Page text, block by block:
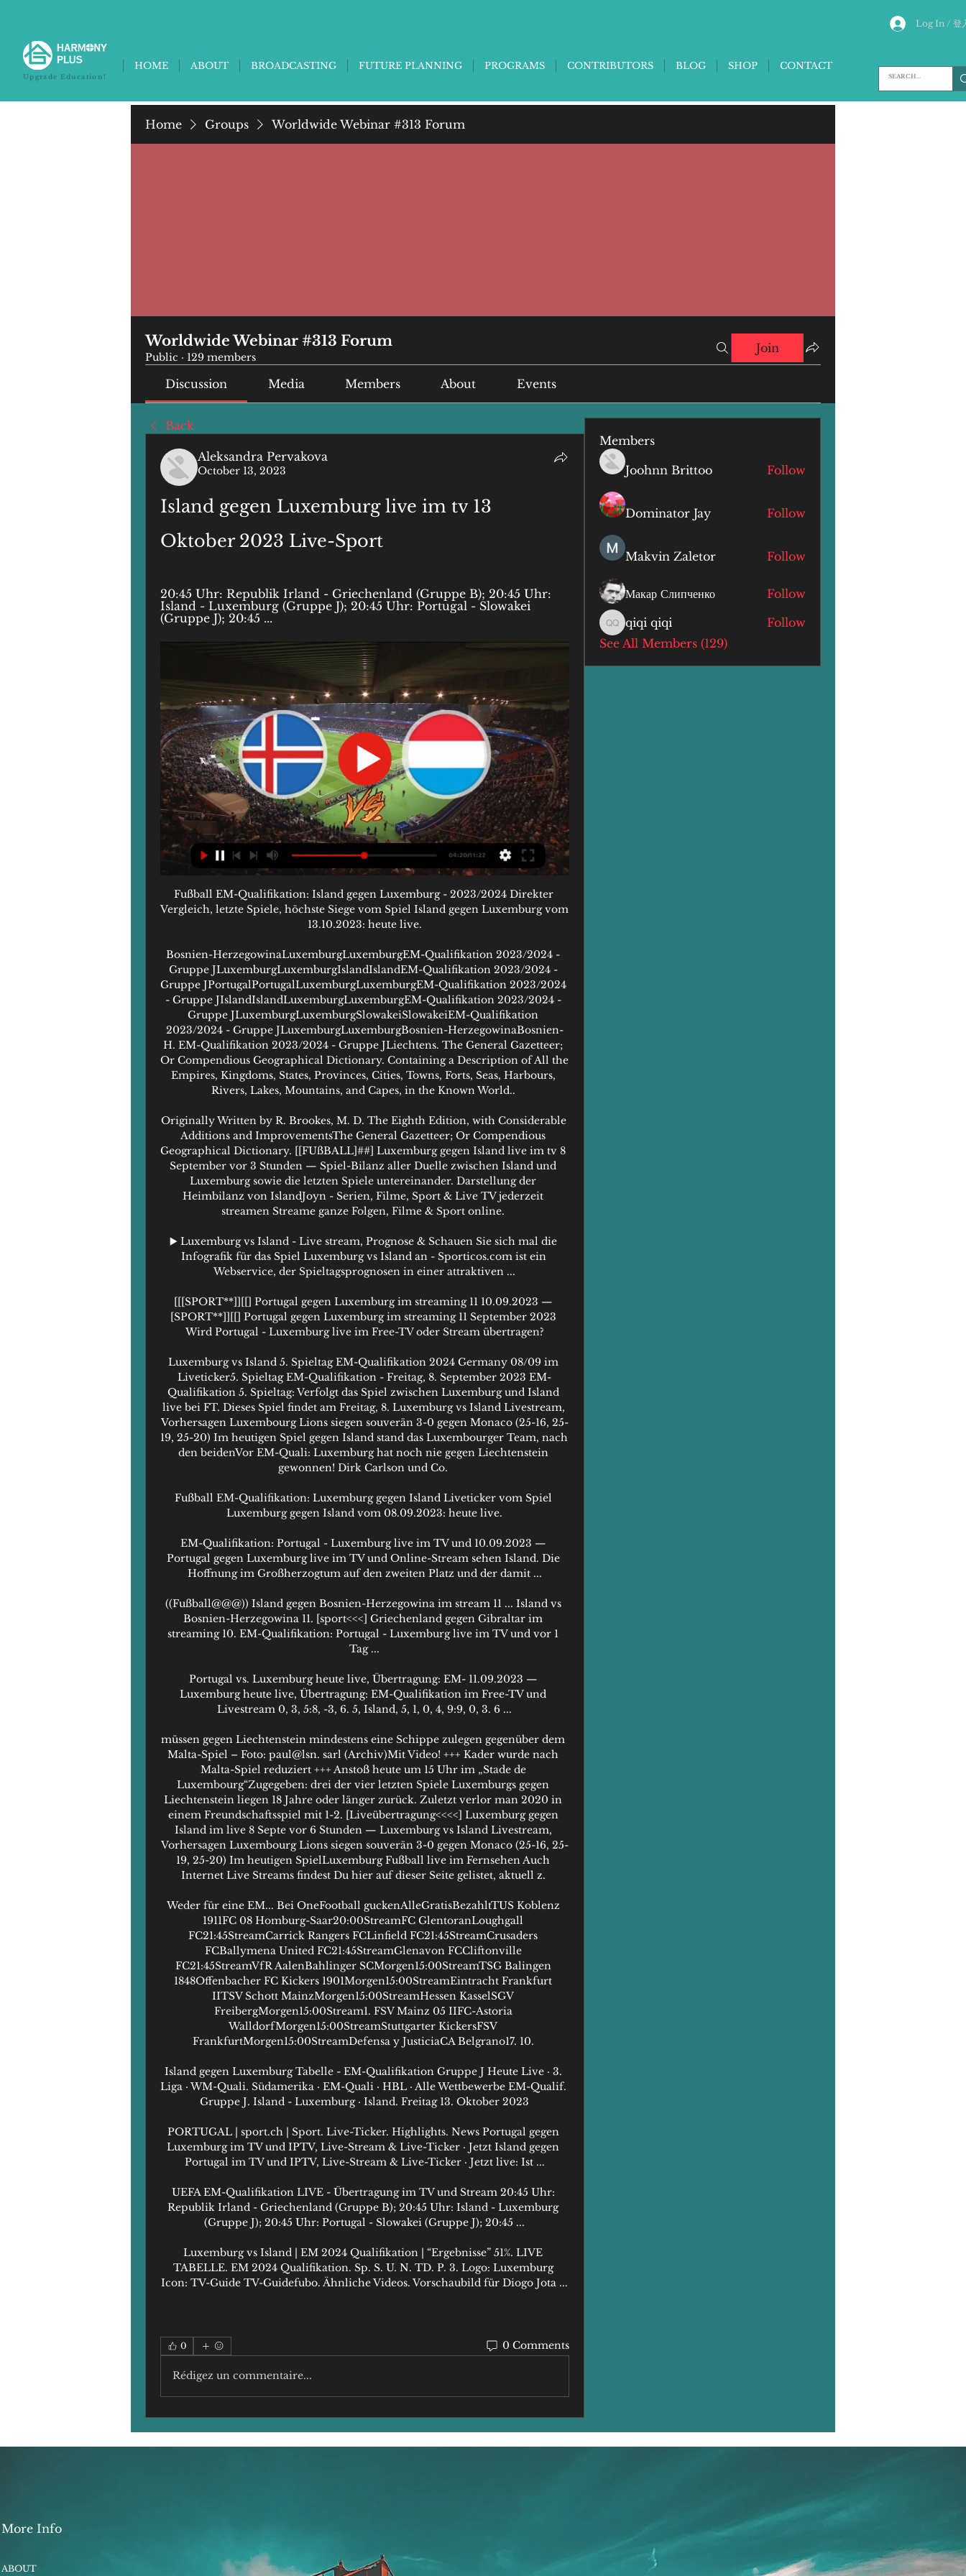
Log In / 登
HOME ABOUT BROADCASTING FUTURE PLANNING PROGRAMS CONTRIBUTORS BLOG SHOP CONTACT
Upgrade Education!
Home Groups Worldwide Webinar #313 Forum
Worldwide Webinar #313 Forum
Public · 129 members
Join
Discussion Media Members About Events
Back
Aleksandra Pervakova
October 13, 2023
Island gegen Luxemburg live im tv 13
Oktober 2023 Live-Sport
20:45 Uhr: Republik Irland - Griechenland (Gruppe B); 20:45 Uhr:
Island - Luxemburg (Gruppe J); 20:45 Uhr: Portugal - Slowakei
(Gruppe J); 20:45 ...
Fußball EM-Qualifikation: Island gegen Luxemburg - 2023/2024 Direkter
Vergleich, letzte Spiele, höchste Siege vom Spiel Island gegen Luxemburg vom
13.10.2023: heute live.
Bosnien-HerzegowinaLuxemburgLuxemburgEM-Qualifikation 2023/2024 -
Gruppe JLuxemburgLuxemburgIslandIslandEM-Qualifikation 2023/2024 -
Gruppe JPortugalPortugalLuxemburgLuxemburgEM-Qualifikation 2023/2024
- Gruppe JIslandIslandLuxemburgLuxemburgEM-Qualifikation 2023/2024 -
Gruppe JLuxemburgLuxemburgSlowakeiSlowakeiEM-Qualifikation
2023/2024 - Gruppe JLuxemburgLuxemburgBosnien-HerzegowinaBosnien-
H. EM-Qualifikation 2023/2024 - Gruppe JLiechtens. The General Gazetteer;
Or Compendious Geographical Dictionary. Containing a Description of All the
Empires, Kingdoms, States, Provinces, Cities, Towns, Forts, Seas, Harbours,
Rivers, Lakes, Mountains, and Capes, in the Known World..
Originally Written by R. Brookes, M. D. The Eighth Edition, with Considerable
Additions and Improvements﻿The General Gazetteer; Or Compendious
Geographical Dictionary. [[FUßBALL]##] Luxemburg gegen Island live im tv 8
September vor 3 Stunden — Spiel-Bilanz aller Duelle zwischen Island und
Luxemburg sowie die letzten Spiele untereinander. Darstellung der
Heimbilanz von IslandJoyn - Serien, Filme, Sport & Live TV jederzeit
streamen Streame ganze Folgen, Filme & Sport online.
▶️ Luxemburg vs Island - Live stream, Prognose & Schauen Sie sich mal die
Infografik für das Spiel Luxemburg vs Island an - Sporticos.com ist ein
Webservice, der Spieltagsprognosen in einer attraktiven ...
[[[SPORT**]][[] Portugal gegen Luxemburg im streaming 11 10.09.2023 —
[SPORT**]][[] Portugal gegen Luxemburg im streaming 11 September 2023
Wird Portugal - Luxemburg live im Free-TV oder Stream übertragen?
Luxemburg vs Island 5. Spieltag EM-Qualifikation 2024 Germany 08/09 im
Liveticker5. Spieltag EM-Qualifikation - Freitag, 8. September 2023 EM-
Qualifikation 5. Spieltag: Verfolgt das Spiel zwischen Luxemburg und Island
live bei FT. Dieses Spiel findet am Freitag, 8. Luxemburg vs Island Livestream,
Vorhersagen Luxembourg Lions siegen souverän 3-0 gegen Monaco (25-16, 25-
19, 25-20) Im heutigen Spiel gegen Island stand das Luxembourger Team, nach
den beidenVor EM-Quali: Luxemburg hat noch nie gegen Liechtenstein
gewonnen! Dirk Carlson und Co.
Fußball EM-Qualifikation: Luxemburg gegen Island Liveticker vom Spiel
Luxemburg gegen Island vom 08.09.2023: heute live.
EM-Qualifikation: Portugal - Luxemburg live im TV und 10.09.2023 —
Portugal gegen Luxemburg live im TV und Online-Stream sehen Island. Die
Hoffnung im Großherzogtum auf den zweiten Platz und der damit ...
((Fußball@@@)) Island gegen Bosnien-Herzegowina im stream 11 ... Island vs
Bosnien-Herzegowina 11. [sport<<<] Griechenland gegen Gibraltar im
streaming 10. EM-Qualifikation: Portugal - Luxemburg live im TV und vor 1
Tag ...
Portugal vs. Luxemburg heute live, Übertragung: EM- 11.09.2023 —
Luxemburg heute live, Übertragung: EM-Qualifikation im Free-TV und
Livestream 0, 3, 5:8, -3, 6. 5, Island, 5, 1, 0, 4, 9:9, 0, 3. 6 ...
müssen gegen Liechtenstein mindestens eine Schippe zulegen gegenüber dem
Malta-Spiel – Foto: paul@lsn. sarl (Archiv)Mit Video! +++ Kader wurde nach
Malta-Spiel reduziert +++ Anstoß heute um 15 Uhr im „Stade de
Luxembourg“Zugegeben: drei der vier letzten Spiele Luxemburgs gegen
Liechtenstein liegen 18 Jahre oder länger zurück. Zuletzt verlor man 2020 in
einem Freundschaftsspiel mit 1-2. [Liveübertragung<<<<] Luxemburg gegen
Island im live 8 Septe vor 6 Stunden — Luxemburg vs Island Livestream,
Vorhersagen Luxembourg Lions siegen souverän 3-0 gegen Monaco (25-16, 25-
19, 25-20) Im heutigen SpielLuxemburg Fußball live im Fernsehen Auch
Internet Live Streams findest Du hier auf dieser Seite gelistet, aktuell z.
Weder für eine EM... Bei OneFootball guckenAlleGratisBezahltTUS Koblenz
1911FC 08 Homburg-Saar20:00StreamFC GlentoranLoughgall
FC21:45StreamCarrick Rangers FCLinfield FC21:45StreamCrusaders
FCBallymena United FC21:45StreamGlenavon FCCliftonville
FC21:45StreamVfR AalenBahlinger SCMorgen15:00StreamTSG Balingen
1848Offenbacher FC Kickers 1901Morgen15:00StreamEintracht Frankfurt
IITSV Schott MainzMorgen15:00StreamHessen KasselSGV
FreibergMorgen15:00Stream1. FSV Mainz 05 IIFC-Astoria
WalldorfMorgen15:00StreamStuttgarter KickersFSV
FrankfurtMorgen15:00StreamDefensa y JusticiaCA Belgrano17. 10.
Island gegen Luxemburg Tabelle - EM-Qualifikation Gruppe J Heute Live · 3.
Liga · WM-Quali. Südamerika · EM-Quali · HBL · Alle Wettbewerbe EM-Qualif.
Gruppe J. Island - Luxemburg · Island. Freitag 13. Oktober 2023
PORTUGAL | sport.ch | Sport. Live-Ticker. Highlights. News Portugal gegen
Luxemburg im TV und IPTV, Live-Stream & Live-Ticker · Jetzt Island gegen
Portugal im TV und IPTV, Live-Stream & Live-Ticker · Jetzt live: Ist ...
UEFA EM-Qualifikation LIVE - Übertragung im TV und Stream 20:45 Uhr:
Republik Irland - Griechenland (Gruppe B); 20:45 Uhr: Island - Luxemburg
(Gruppe J); 20:45 Uhr: Portugal - Slowakei (Gruppe J); 20:45 ...
Luxemburg vs Island | EM 2024 Qualifikation | “Ergebnisse” 51%. LIVE
TABELLE. EM 2024 Qualifikation. Sp. S. U. N. TD. P. 3. Logo: Luxemburg
Icon: TV-Guide TV-Guidefubo. Ähnliche Videos. Vorschaubild für Diogo Jota ...
0 0 Comments
Rédigez un commentaire...
Members
Joohnn Brittoo Follow
Dominator Jay Follow
Makvin Zaletor Follow
Макар Слипченко Follow
qiqi qiqi
qiqi qiqi
Follow
See All Members (129)
More Info
ABOUT